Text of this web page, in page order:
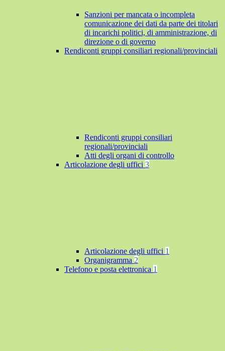
Sanzioni per mancata o incompleta
comunicazione dei dati da parte dei titolari
di incarichi politici, di amministrazione, di
direzione o di governo
Rendiconti gruppi consiliari regionali/provinciali
Rendiconti gruppi consiliari
regionali/provinciali
Atti degli organi di controllo
Articolazione degli uffici 3
Articolazione degli uffici 1
Organigramma 2
Telefono e posta elettronica 1